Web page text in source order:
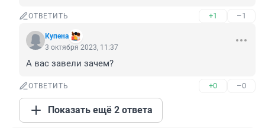
ОТВЕТИТЬ +1 –1
Купена
3 октября 2023, 11:37
А вас завели зачем?
ОТВЕТИТЬ +0 –0
Показать ещё 2 ответа